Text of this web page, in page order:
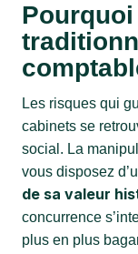
Les risques qui
cabinets se
social. La
vous disposez
de sa valeur
concurrence
plus en plus